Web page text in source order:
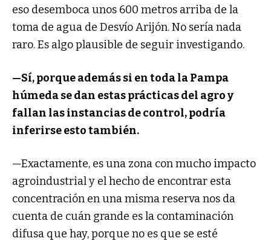
eso desemboca unos 600 metros arriba de la
toma de agua de Desvío Arijón. No sería nada
raro. Es algo plausible de seguir investigando.
—Sí, porque además si en toda la Pampa
húmeda se dan estas prácticas del agro y
fallan las instancias de control, podría
inferirse esto también.
—Exactamente, es una zona con mucho impacto
agroindustrial y el hecho de encontrar esta
concentración en una misma reserva nos da
cuenta de cuán grande es la contaminación
difusa que hay, porque no es que se esté